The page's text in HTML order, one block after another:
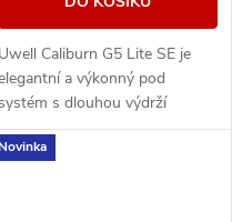
Uwell Caliburn G5 Lite SE je
a výkonný pod
systém s dlouhou výdrží
duální regulací airflow a
technologií PRO-FOCS 4.0 pro
Novinka